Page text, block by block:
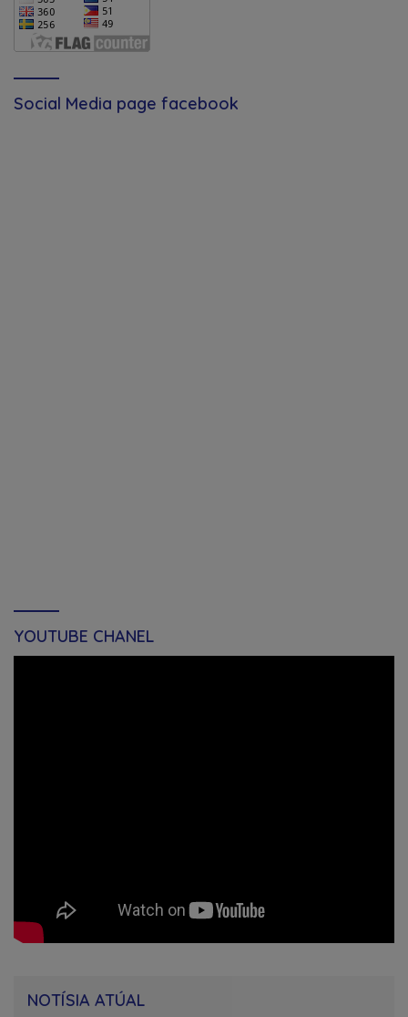
Social Media page facebook
YOUTUBE CHANEL
NOTÍSIA ATÚAL